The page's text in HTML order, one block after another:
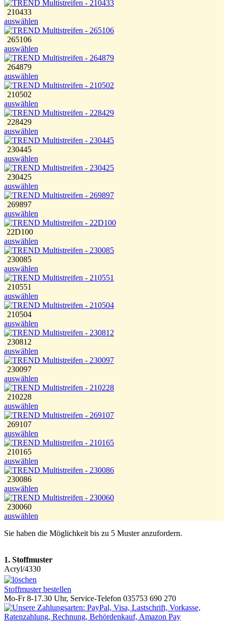
210433
auswählen
265106
auswählen
264879
auswählen
210502
auswählen
228429
auswählen
230445
auswählen
230425
auswählen
269897
auswählen
22D100
auswählen
230085
auswählen
210551
auswählen
210504
auswählen
230812
auswählen
230097
auswählen
210228
auswählen
269107
auswählen
210165
auswählen
230086
auswählen
230060
auswählen
Sie haben die Möglichkeit bis zu 5 Muster anzufordern.
1. Stoffmuster
Acryl/4330
Stoffmuster bestellen
Mo-Fr 8-17.30 Uhr, Service-Telefon 035753 690 270